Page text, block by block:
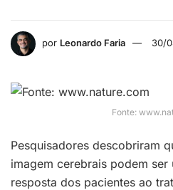
por Leonardo Faria 30/
Fonte:
Pesquisadores descobriram
imagem cerebrais podem ser
resposta dos pacientes ao